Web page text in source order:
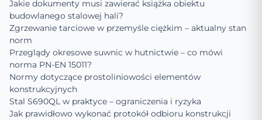
Jakie dokumenty musi zawierać książka obiektu
budowlanego stalowej hali?
Zgrzewanie tarciowe w przemyśle ciężkim – aktualny stan
norm
Przeglądy okresowe suwnic w hutnictwie – co mówi
norma PN-EN 15011?
Normy dotyczące prostoliniowości elementów
konstrukcyjnych
Stal S690QL w praktyce – ograniczenia i ryzyka
Jak prawidłowo wykonać protokół odbioru konstrukcji